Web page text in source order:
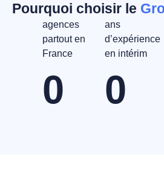
Pourquoi choisir le
agences
partout en
France
0
ans
d’expérience
en intérim
0